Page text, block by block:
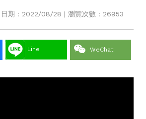
日期：2022/08/28 | 瀏覽次數：26953
Line WeChat